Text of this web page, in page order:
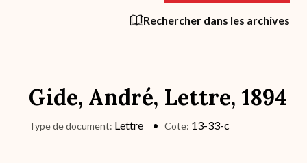
Rechercher dans les archives
Gide, André, Lettre, 1894
Type de document Lettre Cote 13-33-c